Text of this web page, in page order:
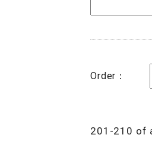
Order：
201-210 of